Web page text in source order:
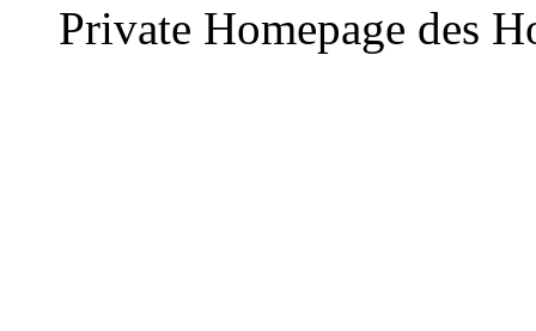
Private Homepage des